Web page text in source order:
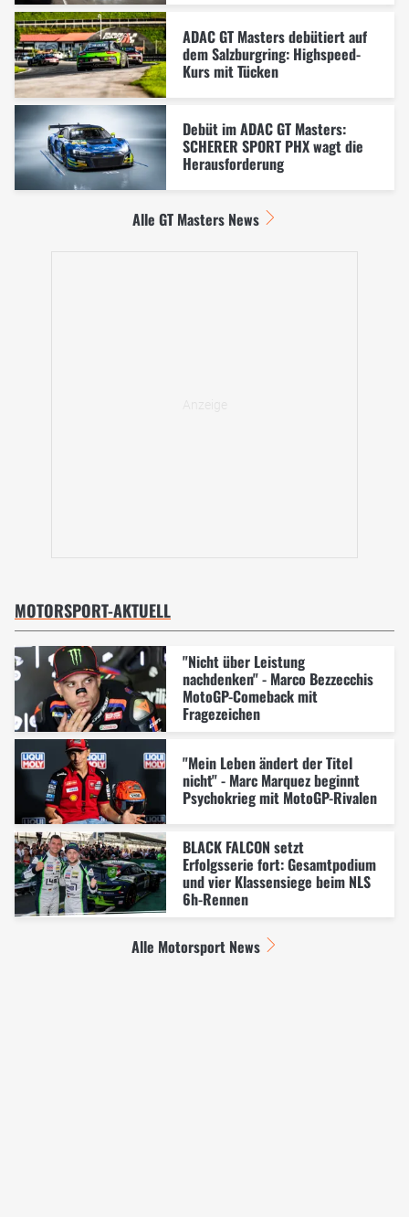
ADAC GT Masters debütiert auf
dem Salzburgring: Highspeed-
Kurs mit Tücken
Debüt im ADAC GT Masters:
SCHERER SPORT PHX wagt die
Herausforderung
Alle GT Masters News
MOTORSPORT-AKTUELL
"Nicht über Leistung
nachdenken" - Marco Bezzecchis
MotoGP-Comeback mit
Fragezeichen
"Mein Leben ändert der Titel
nicht" - Marc Marquez beginnt
Psychokrieg mit MotoGP-Rivalen
BLACK FALCON setzt
Erfolgsserie fort: Gesamtpodium
und vier Klassensiege beim NLS
6h-Rennen
Alle Motorsport News